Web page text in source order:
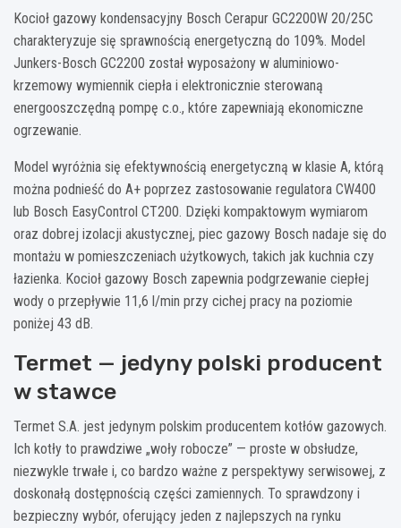
Kocioł gazowy kondensacyjny Bosch Cerapur GC2200W 20/25C
charakteryzuje się sprawnością energetyczną do 109%. Model
Junkers-Bosch GC2200 został wyposażony w aluminiowo-
krzemowy wymiennik ciepła i elektronicznie sterowaną
energooszczędną pompę c.o., które zapewniają ekonomiczne
ogrzewanie.
Model wyróżnia się efektywnością energetyczną w klasie A, którą
można podnieść do A+ poprzez zastosowanie regulatora CW400
lub Bosch EasyControl CT200. Dzięki kompaktowym wymiarom
oraz dobrej izolacji akustycznej, piec gazowy Bosch nadaje się do
montażu w pomieszczeniach użytkowych, takich jak kuchnia czy
łazienka. Kocioł gazowy Bosch zapewnia podgrzewanie ciepłej
wody o przepływie 11,6 l/min przy cichej pracy na poziomie
poniżej 43 dB.
Termet — jedyny polski producent
w stawce
Termet S.A. jest jedynym polskim producentem kotłów gazowych.
Ich kotły to prawdziwe „woły robocze” — proste w obsłudze,
niezwykle trwałe i, co bardzo ważne z perspektywy serwisowej, z
doskonałą dostępnością części zamiennych. To sprawdzony i
bezpieczny wybór, oferujący jeden z najlepszych na rynku